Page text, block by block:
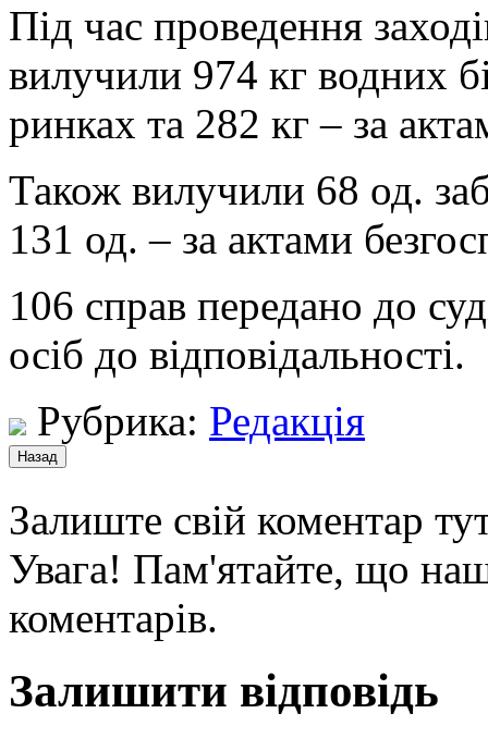
Під час проведення
вилучили 974 кг водних
ринках та 282 кг – за
Також вилучили 68 од.
131 од. – за актами
106 справ передано до
осіб до відповідальності.
Рубрика: Редакція
Залиште свій коментар
Увага! Пам'ятайте, що
коментарів.
Залишити відповідь